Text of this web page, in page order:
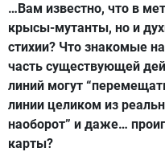
…Вам известно, что в
крысы-мутанты, но и
стихии? Что знакомые
часть существующей
линий могут
линии целиком из
наоборот” и даже…
карты?